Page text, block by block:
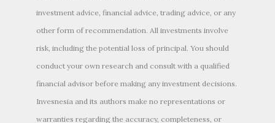
investment advice, financial advice, trading advice, or any
other form of recommendation. All investments involve
risk, including the potential loss of principal. You should
conduct your own research and consult with a qualified
financial advisor before making any investment decisions.
Invesnesia and its authors make no representations or
warranties regarding the accuracy, completeness, or